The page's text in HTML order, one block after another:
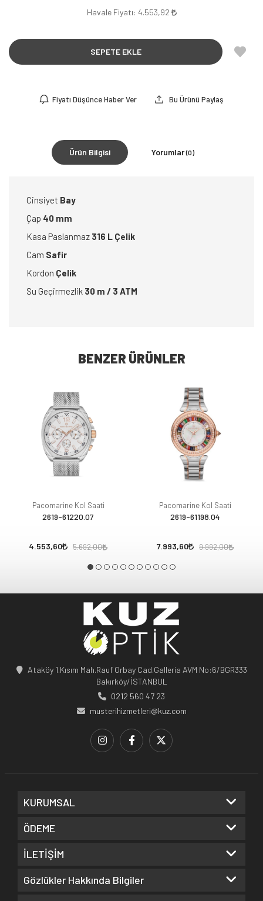
Havale Fiyatı: 4.553,92
SEPETE EKLE
Fiyatı Düşünce Haber Ver Bu Ürünü Paylaş
Ürün Bilgisi Yorumlar(0)
Cinsiyet Bay
Çap 40 mm
Kasa Paslanmaz 316 L Çelik
Cam Safir
Kordon Çelik
Su Geçirmezlik 30 m / 3 ATM
BENZER ÜRÜNLER
Pacomarine Kol Saati
2619-61220.07
4.553,60 5.692,00
Pacomarine Kol Saati
2619-61198.04
7.993,60 9.992,00
Ataköy 1.Kısım Mah.Rauf Orbay Cad.Galleria AVM No:6/BGR333
Bakırköy/İSTANBUL
0212 560 47 23
musterihizmetleri@kuz.com
KURUMSAL
ÖDEME
İLETİŞİM
Gözlükler Hakkında Bilgiler